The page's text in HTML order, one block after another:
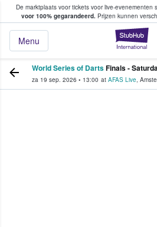
De marktplaats voor tickets voor live-evenementen
voor 100% gegarandeerd.Prijzen kunnen
Menu
tickets kopen en
World Series of DartsFinals -
za 19 sep. 2026 • 13:00 at AFAS Live,